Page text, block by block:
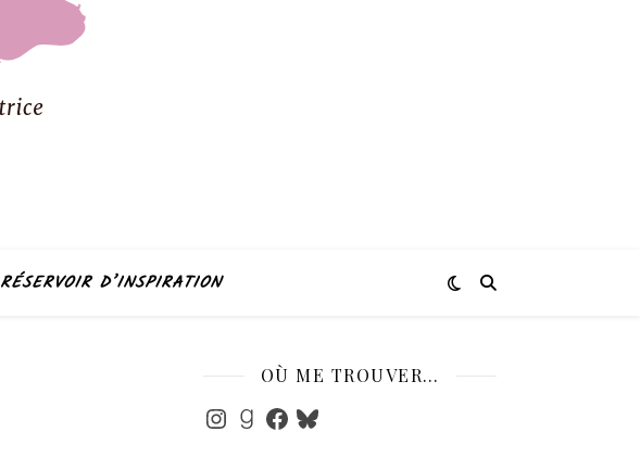
RÉSERVOIR D’INSPIRATION
OÙ ME TROUVER…
Instagram
Goodreads
Facebook
Bluesky